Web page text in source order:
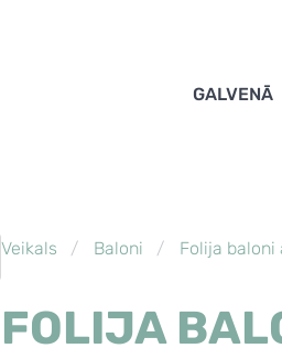
GALVENĀ
Veikals Baloni Folija baloni
FOLIJA